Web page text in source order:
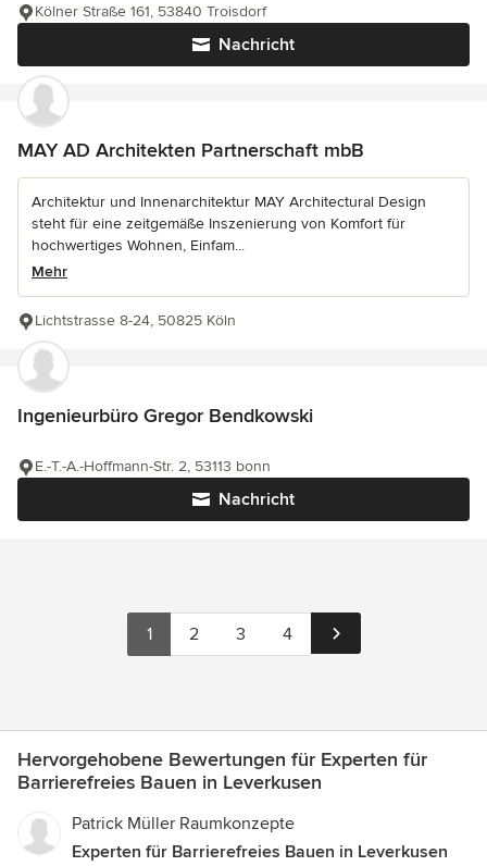
Nachricht
Kölner Straße 161, 53840 Troisdorf
MAY AD Architekten Partnerschaft mbB
Architektur und Innenarchitektur MAY Architectural Design
steht für eine zeitgemäße Inszenierung von Komfort für
hochwertiges Wohnen, Einfam...
Mehr
Lichtstrasse 8-24, 50825 Köln
Ingenieurbüro Gregor Bendkowski
Nachricht
E.-T.-A.-Hoffmann-Str. 2, 53113 bonn
1 2 3 4
Hervorgehobene Bewertungen für Experten für
Barrierefreies Bauen in Leverkusen
Patrick Müller Raumkonzepte
Experten für Barrierefreies Bauen in Leverkusen